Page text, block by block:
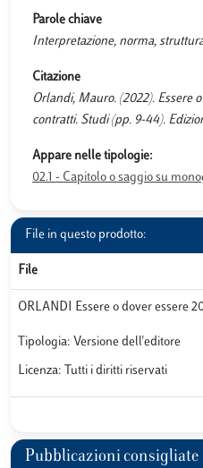
Parole chiave
Interpretazione, norma,
Citazione
Orlandi, Mauro. (2022). Essere
contratti. Studi (pp. 9-44).
Appare nelle tipologie:
02.1 - Capitolo o saggio su
File in questo prodotto:
File
ORLANDI Essere o dover essere
Tipologia: Versione dell'editore
Licenza: Tutti i diritti riservati
Pubblicazioni consigliate